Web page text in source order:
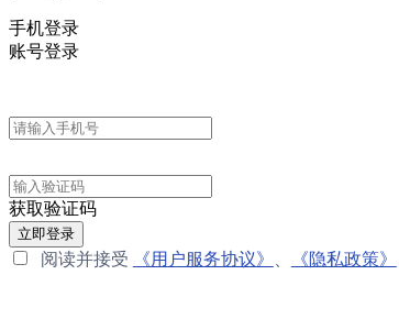
手机登录
账号登录
获取验证码
立即登录
阅读并接受 《用户服务协议》 《隐私政策》